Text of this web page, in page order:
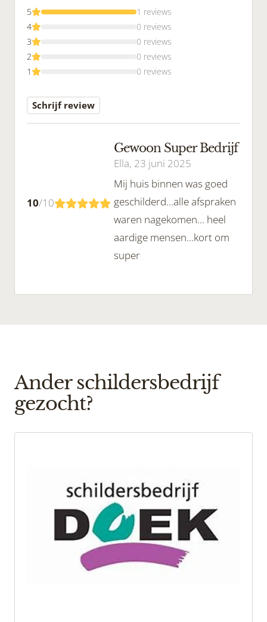
5
1 reviews
4
0 reviews
3
0 reviews
2
0 reviews
1
0 reviews
Schrijf review
10/10
Gewoon Super Bedrijf
Ella, 23 juni 2025
Mij huis binnen was goed
geschilderd...alle afspraken
waren nagekomen... heel
aardige mensen...kort om
super
Ander schildersbedrijf
gezocht?